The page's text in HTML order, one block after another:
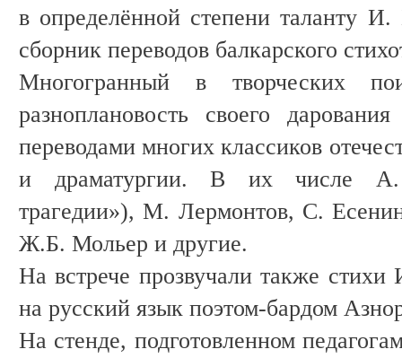
в определённой степени таланту И.
сборник переводов балкарского
Многогранный в творческих
разноплановость своего
переводами многих классиков
и драматургии. В их числе
трагедии»), М. Лермонтов, С.
Ж.Б. Мольер и другие.
На встрече прозвучали также стихи
на русский язык поэтом-бардом
На стенде, подготовленном